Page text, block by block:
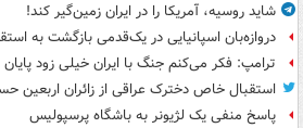
شاید روسیه، آمریکا را در ایران زمین‌گیر کند!
دروازه‌بان اسپانیایی در یک‌قدمی بازگشت به
ترامپ: فکر می‌کنم جنگ با ایران خیلی زود پایان
استقبال خاص دخترک عراقی از زائران اربعین
پاسخ منفی یک لژیونر به باشگاه پرسپولیس